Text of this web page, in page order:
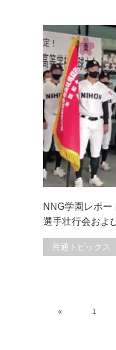
NNG学園レポー
選手壮行会およ
共通トピックス
« 1